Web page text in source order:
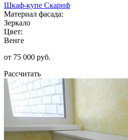
Шкаф-купе Скариф
Материал фасада:
Зеркало
Цвет:
Венге
от 75 000 руб.
Рассчитать